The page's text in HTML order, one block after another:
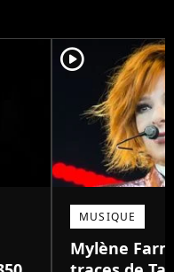
player2
MUSIQUE
Mylène